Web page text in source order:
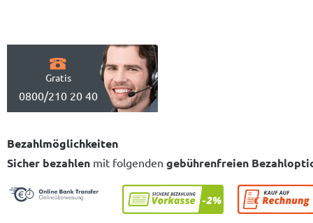
Gratis
0800/210 20 40
Bezahlmöglichkeiten
Sicher bezahlen mit folgenden gebührenfreien